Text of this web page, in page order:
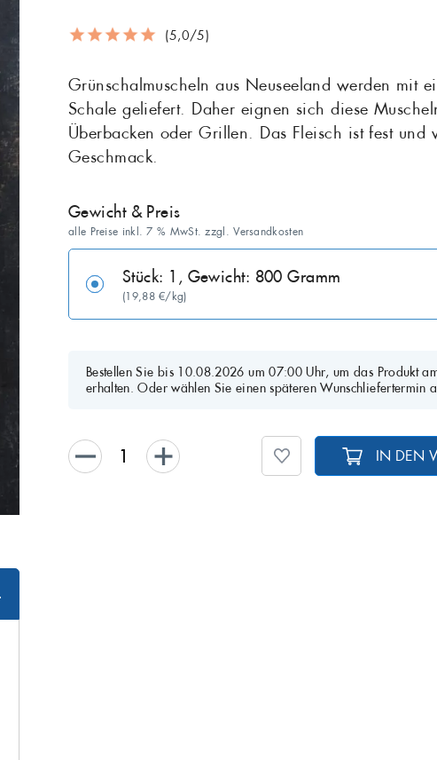
Matjes
Sardellen Sardinen
Seeteufel
(5,0/5)
Grünschalmuscheln aus Neuseeland werden mit
Schale geliefert. Daher eignen sich diese
Überbacken oder Grillen. Das Fleisch ist fest und
Geschmack.
Gewicht & Preis
alle Preise inkl. 7 % MwSt. zzgl. Versandkosten
Stück: 1, Gewicht: 800 Gramm
(19,88 €/kg)
Bestellen Sie bis 10.08.2026 um 07:00 Uhr, um das Produkt
erhalten. Oder wählen Sie einen späteren Wunschliefertermin
IN DEN